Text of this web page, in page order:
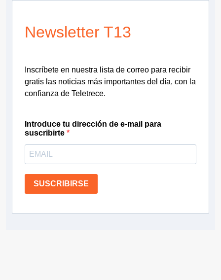
Newsletter T13
Inscríbete en nuestra lista de correo para recibir
gratis las noticias más importantes del día, con la
confianza de Teletrece.
Introduce tu dirección de e-mail para
suscribirte
SUSCRIBIRSE